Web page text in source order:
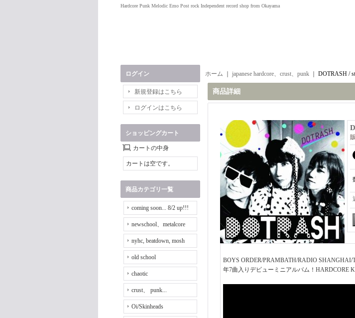
Hardcore Punk Melodic Emo Post rock Independent record shop from Okayama
ログイン
新規登録はこちら
ログインはこちら
ショッピングカート
カートの中身
カートは空です。
商品カテゴリ一覧
coming soon... 8/2 up!!!
newschool、metalcore
nyhc, beatdown, mosh
old school
chaotic
crust、 punk...
Oi/Skinheads
ホーム japanese hardcore、crust、punk DOTRASH /
商品詳細
BOYS ORDER/PRAMBATH/RADIO
年7曲入りデビューミニアルバム！HARDCORE